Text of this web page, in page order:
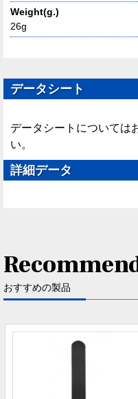
Weight(g.)
26g
データシート
データシートについては
い。
詳細データ
おすすめの製品